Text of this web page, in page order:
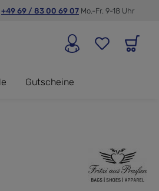
+49 69 / 83 00 69 07 Mo.-Fr. 9-18 Uhr
Gutscheine